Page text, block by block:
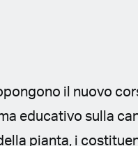
il nuovo
educativo sulla
pianta, i